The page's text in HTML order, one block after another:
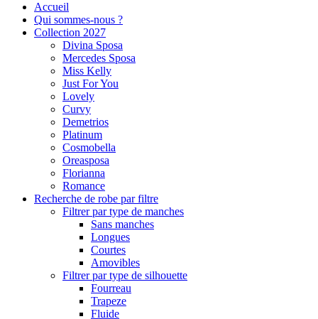
Accueil
Qui sommes-nous ?
Collection 2027
Divina Sposa
Mercedes Sposa
Miss Kelly
Just For You
Lovely
Curvy
Demetrios
Platinum
Cosmobella
Oreasposa
Florianna
Romance
Recherche de robe par filtre
Filtrer par type de manches
Sans manches
Longues
Courtes
Amovibles
Filtrer par type de silhouette
Fourreau
Trapeze
Fluide